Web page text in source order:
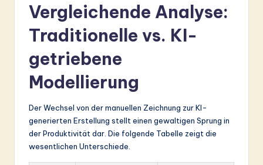
Vergleichende Analyse:
Traditionelle vs. KI-
getriebene
Modellierung
Der Wechsel von der manuellen Zeichnung zur KI-
generierten Erstellung stellt einen gewaltigen Sprung in
der Produktivität dar. Die folgende Tabelle zeigt die
wesentlichen Unterschiede.